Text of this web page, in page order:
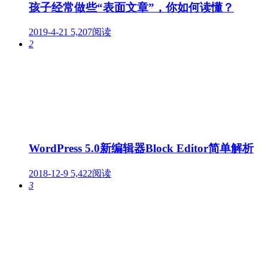
孩子经常做些“表面文章”，你如何读懂？
2019-4-21 5,207阅读
2
WordPress 5.0新编辑器Block Editor简单解析
2018-12-9 5,422阅读
3